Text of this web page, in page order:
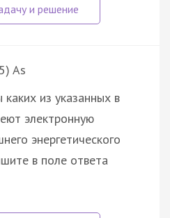
As
из указанных в
электронную
энергетического
в поле ответа